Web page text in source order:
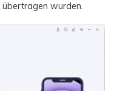
wurden.